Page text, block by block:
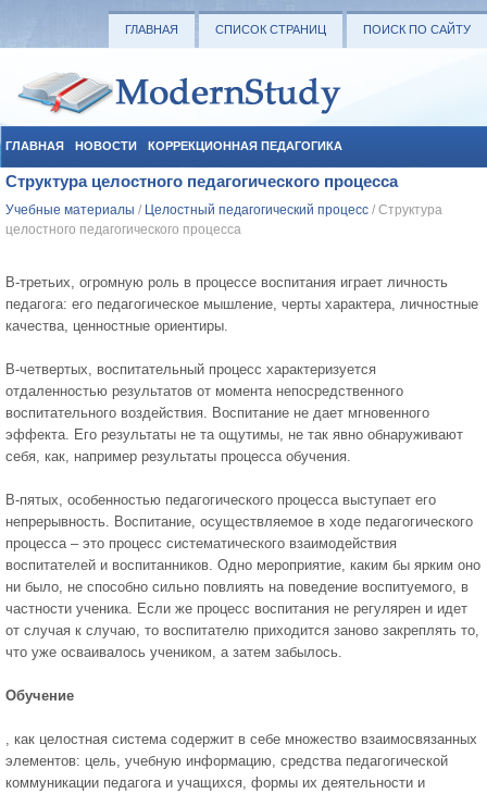
ГЛАВНАЯ СПИСОК СТРАНИЦ ПОИСК ПО САЙТУ
ГЛАВНАЯ НОВОСТИ КОРРЕКЦИОННАЯ ПЕДАГОГИКА
СОЦИАЛЬНАЯ ПЕДАГОГИКА УЧЕБНЫЕ МАТЕРИАЛЫ
Структура целостного педагогического процесса
Учебные материалы / Целостный педагогический процесс / Структура
целостного педагогического процесса
В-третьих, огромную роль в процессе воспитания играет личность
педагога: его педагогическое мышление, черты характера, личностные
качества, ценностные ориентиры.
В-четвертых, воспитательный процесс характеризуется
отдаленностью результатов от момента непосредственного
воспитательного воздействия. Воспитание не дает мгновенного
эффекта. Его результаты не та ощутимы, не так явно обнаруживают
себя, как, например результаты процесса обучения.
В-пятых, особенностью педагогического процесса выступает его
непрерывность. Воспитание, осуществляемое в ходе педагогического
процесса – это процесс систематического взаимодействия
воспитателей и воспитанников. Одно мероприятие, каким бы ярким оно
ни было, не способно сильно повлиять на поведение воспитуемого, в
частности ученика. Если же процесс воспитания не регулярен и идет
от случая к случаю, то воспитателю приходится заново закреплять то,
что уже осваивалось учеником, а затем забылось.
Обучение
, как целостная система содержит в себе множество взаимосвязанных
элементов: цель, учебную информацию, средства педагогической
коммуникации педагога и учащихся, формы их деятельности и